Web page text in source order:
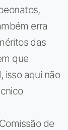
erra
das
que
isso aqui não
de